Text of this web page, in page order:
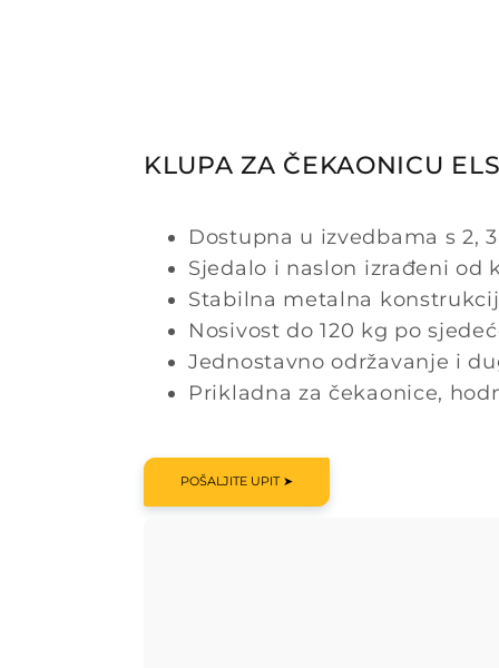
KLUPA ZA ČEKAONICU
Dostupna u izvedbama s 2,
Sjedalo i naslon izrađeni
Stabilna metalna
Nosivost do 120 kg po
Jednostavno održavanje i
Prikladna za čekaonice,
POŠALJITE UPIT ➤